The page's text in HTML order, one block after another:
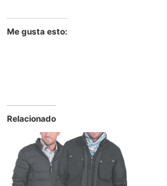
Me gusta esto:
Relacionado